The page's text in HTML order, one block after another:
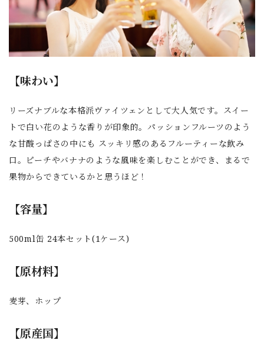
【味わい】
リーズナブルな本格派ヴァイツェンとして大人気です。スイー
トで白い花のような香りが印象的。パッションフルーツのよう
な甘酸っぱさの中にも スッキリ感のあるフルーティーな飲み
口。ピーチやバナナのような風味を楽しむことができ、まるで
果物からできているかと思うほど！
【容量】
500ml缶 24本セット(1ケース)
【原材料】
麦芽、ホップ
【原産国】